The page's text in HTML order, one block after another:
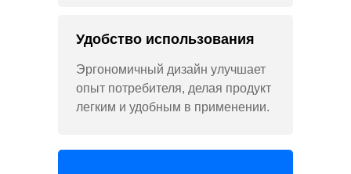
Эргономичный дизайн улучшает
опыт потребителя, делая продукт
легким и удобным в применении.
Удобство использования